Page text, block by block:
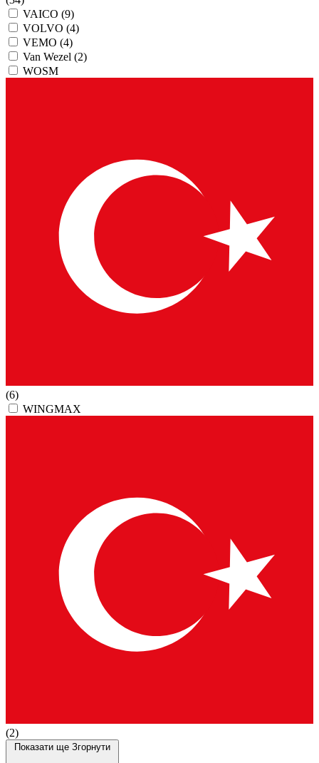
VAICO (9)
VOLVO (4)
VEMO (4)
Van Wezel (2)
WOSM
(6)
WINGMAX
(2)
Показати ще Згорнути